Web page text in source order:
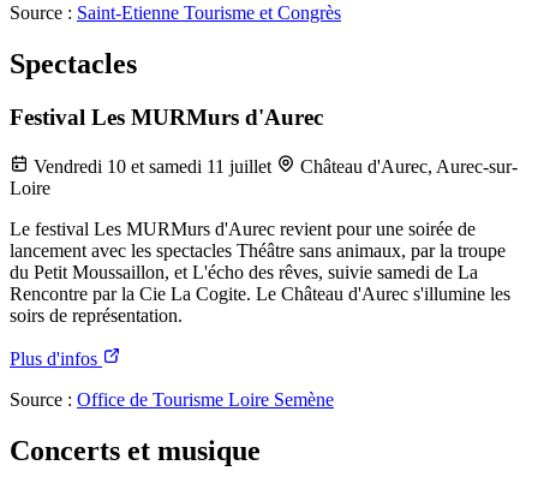
Source : Saint-Etienne Tourisme et Congrès
Spectacles
Festival Les MURMurs d'Aurec
Vendredi 10 et samedi 11 juillet
Château d'Aurec, Aurec-sur-
Loire
Le festival Les MURMurs d'Aurec revient pour une soirée de
lancement avec les spectacles Théâtre sans animaux, par la troupe
du Petit Moussaillon, et L'écho des rêves, suivie samedi de La
Rencontre par la Cie La Cogite. Le Château d'Aurec s'illumine les
soirs de représentation.
Plus d'infos
Source : Office de Tourisme Loire Semène
Concerts et musique